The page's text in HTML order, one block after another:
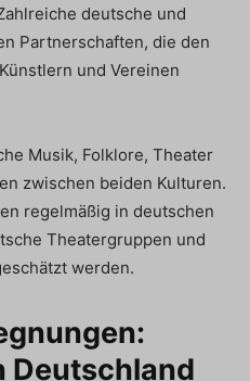
deutsche und
Partnerschaften, die den
und Vereinen
Musik, Folklore, Theater
zwischen beiden Kulturen.
regelmäßig in deutschen
Theatergruppen und
werden.
Deutschland